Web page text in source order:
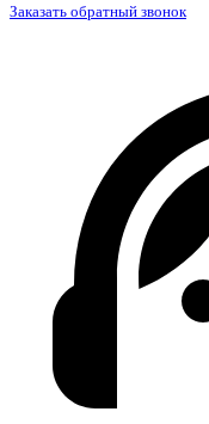
Заказать обратный звонок